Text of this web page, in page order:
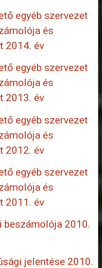
egyéb szervezet
és
2014. év
egyéb szervezet
és
2013. év
egyéb szervezet
és
2012. év
egyéb szervezet
és
2011. év
2010.
jelentése 2010.